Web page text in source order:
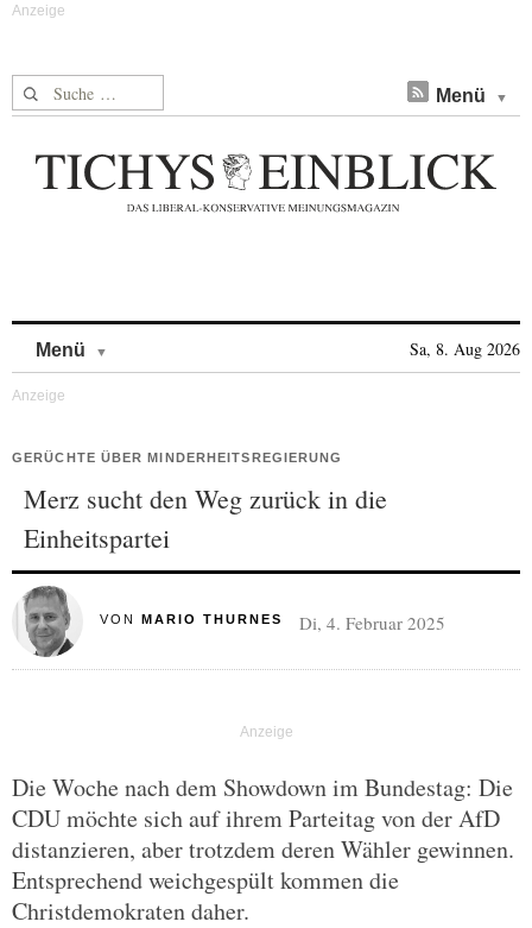
Suche nach: Menü
Menü Sa, 8. Aug 2026
GERÜCHTE ÜBER MINDERHEITSREGIERUNG
Merz sucht den Weg zurück in die
Einheitspartei
VON MARIO THURNES Di, 4. Februar 2025
Die Woche nach dem Showdown im Bundestag: Die
CDU möchte sich auf ihrem Parteitag von der AfD
distanzieren, aber trotzdem deren Wähler gewinnen.
Entsprechend weichgespült kommen die
Christdemokraten daher.